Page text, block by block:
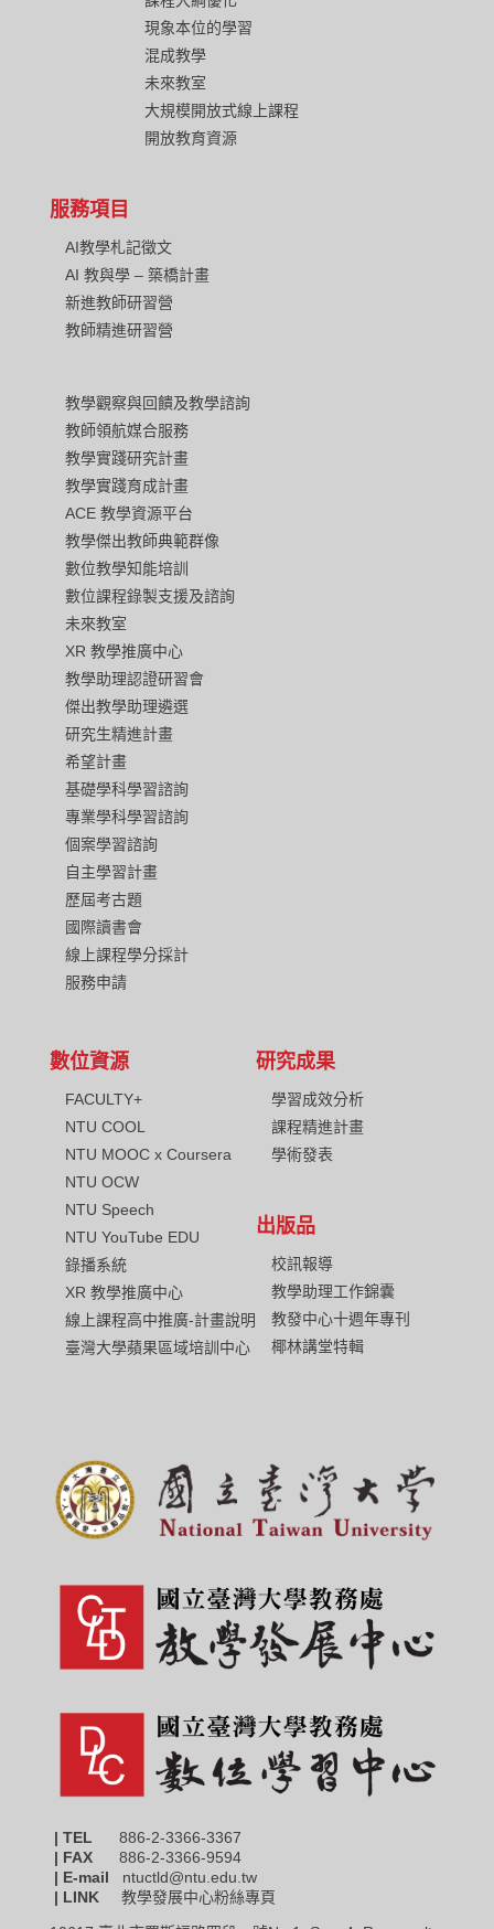
現象本位的學習
混成教學
未來教室
大規模開放式線上課程
開放教育資源
服務項目
AI教學札記徵文
AI 教與學 – 築橋計畫
新進教師研習營
教師精進研習營
教學觀察與回饋及教學諮詢
教師領航媒合服務
教學實踐研究計畫
教學實踐育成計畫
ACE 教學資源平台
教學傑出教師典範群像
數位教學知能培訓
數位課程錄製支援及諮詢
未來教室
XR 教學推廣中心
教學助理認證研習會
傑出教學助理遴選
研究生精進計畫
希望計畫
基礎學科學習諮詢
專業學科學習諮詢
個案學習諮詢
自主學習計畫
歷屆考古題
國際讀書會
線上課程學分採計
服務申請
數位資源
FACULTY+
NTU COOL
NTU MOOC x Coursera
NTU OCW
NTU Speech
NTU YouTube EDU
錄播系統
XR 教學推廣中心
線上課程高中推廣-計畫說明
臺灣大學蘋果區域培訓中心
研究成果
學習成效分析
課程精進計畫
學術發表
出版品
校訊報導
教學助理工作錦囊
教發中心十週年專刊
椰林講堂特輯
| TEL 886-2-3366-3367
| FAX
886-2-3366-9594
| E-mail ntuctld@ntu.edu.tw
| LINK 教學發展中心粉絲專頁